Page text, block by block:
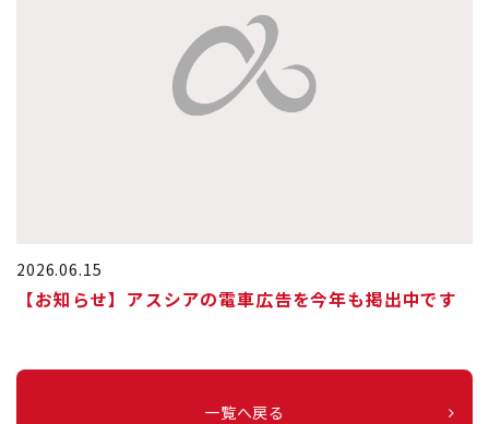
2026.06.15
【お知らせ】アスシアの電車広告を今年も掲出中です
一覧へ戻る